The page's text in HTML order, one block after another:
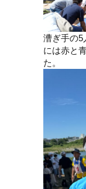
漕ぎ手の5
には赤と
た。